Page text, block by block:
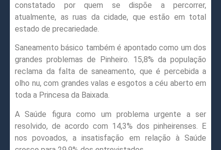
constatado por quem se dispõe a percorrer,
atualmente, as ruas da cidade, que estão em total
estado de precariedade.
Saneamento básico também é apontado como um dos
grandes problemas de Pinheiro. 15,8% da população
reclama da falta de saneamento, que é percebida a
olho nu, com grandes valas e esgotos a céu aberto em
toda a Princesa da Baixada.
A Saúde figura como um problema urgente a ser
resolvido, de acordo com 14,3% dos pinheirenses. E
nos povoados, a insatisfação em relação à Saúde